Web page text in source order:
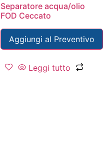
Separatore acqua/olio
FOD Ceccato
Aggiungi al Preventivo
Leggi tutto